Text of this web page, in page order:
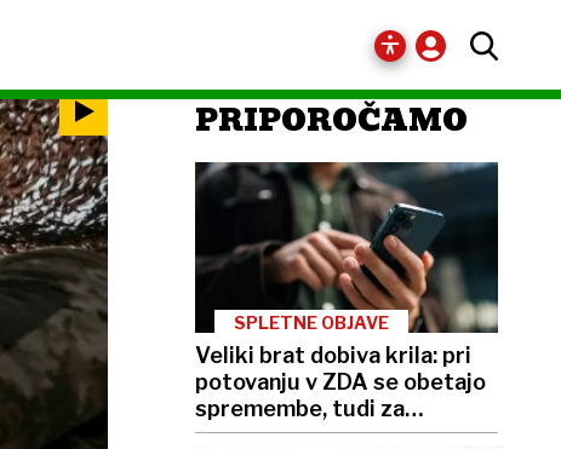
PRIPOROČAMO
SPLETNE OBJAVE
Veliki brat dobiva krila: pri
potovanju v ZDA se obetajo
spremembe, tudi za
Slovence